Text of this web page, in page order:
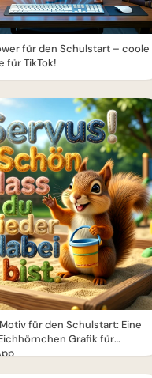
für den Schulstart – coole
für TikTok!
für den Schulstart: Eine
Grafik für